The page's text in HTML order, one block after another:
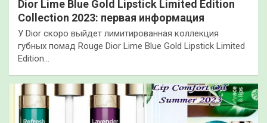
Dior Lime Blue Gold Lipstick Limited Edition
Collection 2023: первая информация
У Dior скоро выйдет лимитированная коллекция
губных помад Rouge Dior Lime Blue Gold Lipstick Limited
Edition…